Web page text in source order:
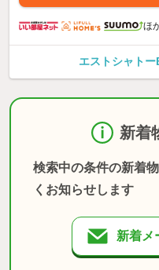
ほ
エストシャト
新着
検索中の条件の新着
くお知らせします
新着メ